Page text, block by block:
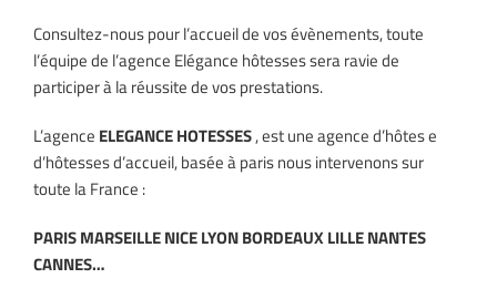
Consultez-nous pour l’accueil de vos évènements, toute
l’équipe de l’agence Elégance hôtesses sera ravie de
participer à la réussite de vos prestations.
L’agence ELEGANCE HOTESSES, est une agence d’hôtes e
d’hôtesses d’accueil, basée à paris nous intervenons sur
toute la France :
PARIS MARSEILLE NICE LYON BORDEAUX LILLE NANTES
CANNES…